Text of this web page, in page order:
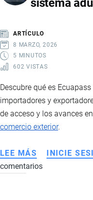
sistema
ARTÍCULO
8 MARZO, 2026
5 MINUTOS
602 VISTAS
Descubre qué es
importadores y
de acceso y los avances
comercio exterior.
LEE MÁS SOBRE
ECUAPASS:
INICIE
comentarios